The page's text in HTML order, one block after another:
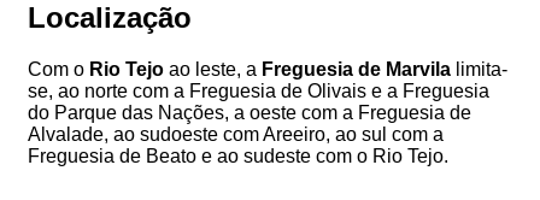
Localização
Com o Rio Tejo ao leste, a Freguesia de Marvila limita-
se, ao norte com a Freguesia de Olivais e a Freguesia
do Parque das Nações, a oeste com a Freguesia de
Alvalade, ao sudoeste com Areeiro, ao sul com a
Freguesia de Beato e ao sudeste com o Rio Tejo.